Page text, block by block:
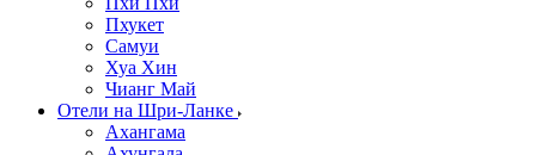
Пхукет
Самуи
Хуа Хин
Чианг Май
Отели на Шри-Ланке
Ахангама